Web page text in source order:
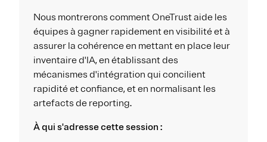
Nous montrerons comment OneTrust aide les
équipes à gagner rapidement en visibilité et à
assurer la cohérence en mettant en place leur
inventaire d'IA, en établissant des
mécanismes d'intégration qui concilient
rapidité et confiance, et en normalisant les
artefacts de reporting.
À qui s'adresse cette session :